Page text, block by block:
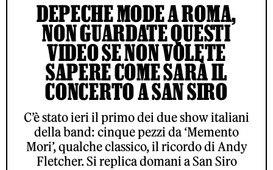
DEPECHE MODE A ROMA,
NON GUARDATE QUESTI
VIDEO SE NON VOLETE
SAPERE COME SARÀ IL
CONCERTO A SAN SIRO
C’è stato ieri il primo dei due show italiani
della band: cinque pezzi da ‘Memento
Mori’, qualche classico, il ricordo di Andy
Fletcher. Si replica domani a San Siro